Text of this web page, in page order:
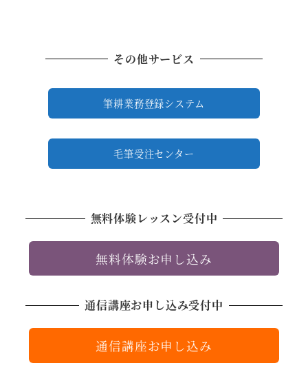
その他サービス
筆耕業務登録システム
毛筆受注センター
無料体験レッスン受付中
無料体験お申し込み
通信講座お申し込み受付中
通信講座お申し込み